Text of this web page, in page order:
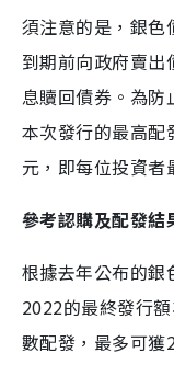
須注意的是，銀色
到期前向政府賣
息贖回債券。為防
本次發行的最高配
元，即每位投資者
參考認購及配發結
根據去年公布的銀
2022的最終發行
數配發，最多可獲